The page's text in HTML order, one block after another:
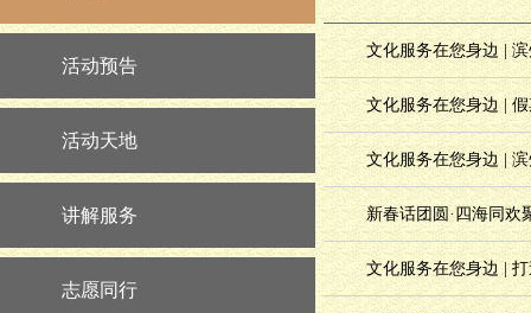
活动预告
活动天地
讲解服务
志愿同行
文化服务在您身边 |
文化服务在您身边 |
文化服务在您身边 |
新春话团圆·四海同欢
文化服务在您身边 |